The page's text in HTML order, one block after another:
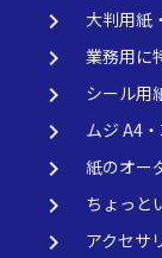
keyboard_arrow_right 大判用紙
keyboard_arrow_right 業務用に
keyboard_arrow_right シール用
keyboard_arrow_right ムジ A4
keyboard_arrow_right 紙のオー
keyboard_arrow_right ちょっと
keyboard_arrow_right アクセサ